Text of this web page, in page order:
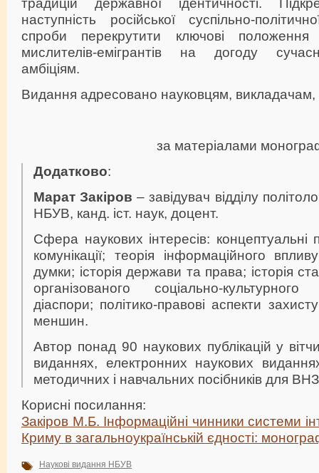
наступність російської суспільно-
спроби перекрутити ключові положення
мислителів-емігрантів на догоду
амбіціям.
Видання адресовано науковцям, викладачам,
за матеріалами
Додатково:
Марат Закіров –завідувач відділу
НБУВ, канд. іст. наук, доцент.
Сфера наукових інтересів: концептуальні
комунікації; теорія інформаційного
думки; історія держави та права; історія
організованого соціально-
діаспори; політико-правові аспекти
меншин.
Автор понад 90 наукових публікацій у
виданнях, електронних наукових
методичних і навчальних посібників для
Корисні посилання:
Закіров М.Б. Інформаційні чинники системи
Криму в загальноукраїнській єдності:
Наукові видання НБУВ